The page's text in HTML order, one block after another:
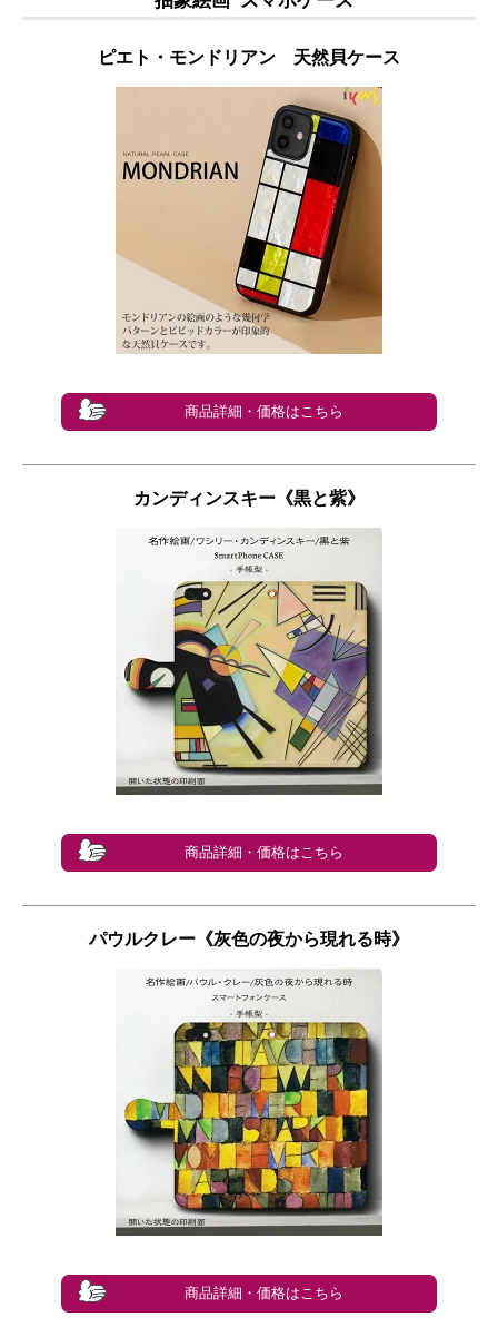
ピエト・モンドリアン 天然貝ケース
商品詳細・価格はこちら
カンディンスキー《黒と紫》
商品詳細・価格はこちら
パウルクレー《灰色の夜から現れる時》
商品詳細・価格はこちら